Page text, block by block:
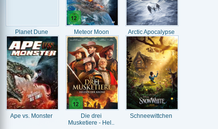
Planet Dune Meteor Moon Arctic Apocalypse
Ape vs. Monster
Die drei
Musketiere - Hel..
Schneewittchen